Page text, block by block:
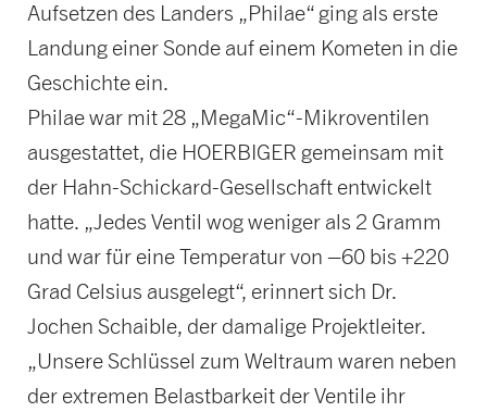
Aufsetzen des Landers „Philae“ ging als erste
Landung einer Sonde auf einem Kometen in die
Geschichte ein.
Philae war mit 28 „MegaMic“-Mikroventilen
ausgestattet, die HOERBIGER gemeinsam mit
der Hahn-Schickard-Gesellschaft entwickelt
hatte. „Jedes Ventil wog weniger als 2 Gramm
und war für eine Temperatur von –60 bis +220
Grad Celsius ausgelegt“, erinnert sich Dr.
Jochen Schaible, der damalige Projektleiter.
„Unsere Schlüssel zum Weltraum waren neben
der extremen Belastbarkeit der Ventile ihr